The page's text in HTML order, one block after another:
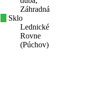
Záhradná
Sklo
Lednické
Rovne
(Púchov)